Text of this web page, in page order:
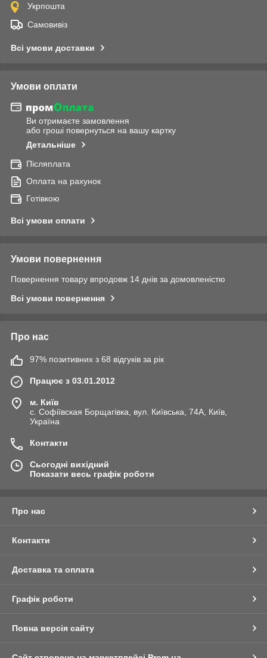
Укрпошта
Самовивіз
Всі умови доставки
Умови оплати
Ви отримаєте замовлення
або гроші повернуться на вашу картку
Детальніше
Післяплата
Оплата на рахунок
Готівкою
Всі умови оплати
Умови повернення
Повернення товару впродовж 14 днів за домовленістю
Всі умови повернення
Про нас
97% позитивних з 68 відгуків за рік
Працює з 03.01.2012
м. Київ
с. Софіївская Борщагівка, вул. Київська, 74А, Київ,
Україна
Контакти
Сьогодні вихідний
Показати весь графік роботи
Про нас
Контакти
Доставка та оплата
Графік роботи
Повна версія сайту